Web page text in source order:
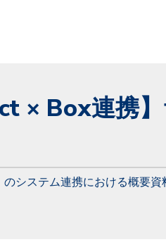
× Box連携
システム連携における概要資